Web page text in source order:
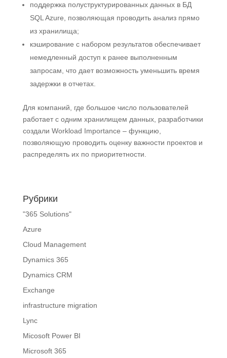
поддержка полуструктурированных данных в БД
SQL Azure, позволяющая проводить анализ прямо
из хранилища;
кэширование с набором результатов обеспечивает
немедленный доступ к ранее выполненным
запросам, что дает возможность уменьшить время
задержки в отчетах.
Для компаний, где большое число пользователей
работает с одним хранилищем данных, разработчики
создали Workload Importance – функцию,
позволяющую проводить оценку важности проектов и
распределять их по приоритетности.
Рубрики
"365 Solutions"
Azure
Cloud Management
Dynamics 365
Dynamics CRM
Exchange
infrastructure migration
Lync
Micosoft Power BI
Microsoft 365